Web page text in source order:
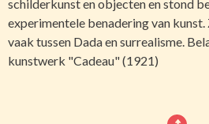
schilderkunst en objecten en stond
experimentele benadering van
vaak tussen Dada en surrealisme.
kunstwerk "Cadeau" (1921)